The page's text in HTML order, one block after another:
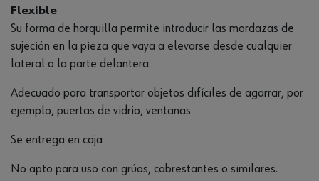
Flexible
Su forma de horquilla permite introducir las mordazas de
sujeción en la pieza que vaya a elevarse desde cualquier
lateral o la parte delantera.
Adecuado para transportar objetos difíciles de agarrar, por
ejemplo, puertas de vidrio, ventanas
Se entrega en caja
No apto para uso con grúas, cabrestantes o similares.